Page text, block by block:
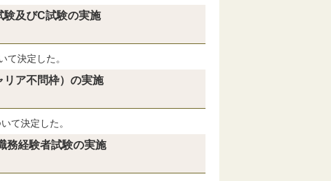
及びC試験の実施
て決定した。
ア不問枠）の実施
て決定した。
務経験者試験の実施